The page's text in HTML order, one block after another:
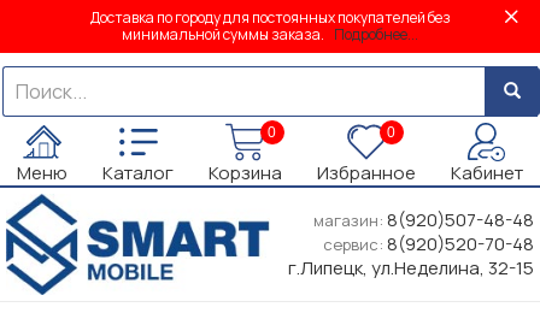
Доставка по городу для постоянных покупателей без
минимальной суммы заказа. Подробнее...
Меню Каталог
0
Корзина
0
Избранное Кабинет
магазин: 8(920)507-48-48
сервис: 8(920)520-70-48
г.Липецк, ул.Неделина, 32-15